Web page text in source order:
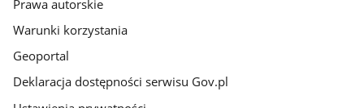
Prawa autorskie
Warunki korzystania
Geoportal
Deklaracja dostępności serwisu Gov.pl